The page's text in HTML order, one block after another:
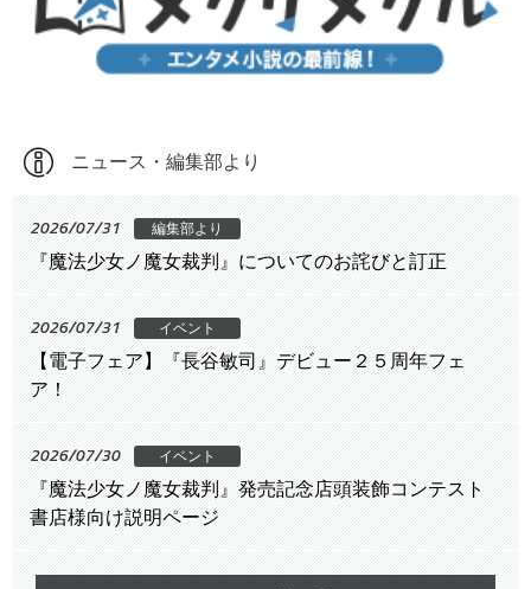
ニュース・編集部より
2026/07/31 編集部より
『魔法少女ノ魔女裁判』についてのお詫びと訂正
2026/07/31 イベント
【電子フェア】『長谷敏司』デビュー２５周年フェ
ア！
2026/07/30 イベント
『魔法少女ノ魔女裁判』発売記念店頭装飾コンテスト
書店様向け説明ページ